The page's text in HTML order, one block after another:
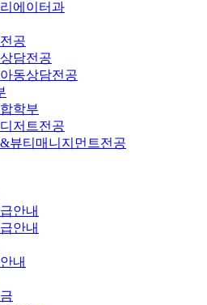
에이터과
공
담전공
동상담전공
학부
저트전공
뷰티매니지먼트전공
안내
안내
내